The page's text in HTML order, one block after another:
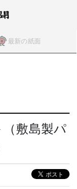
最新の紙面
敷島製パ